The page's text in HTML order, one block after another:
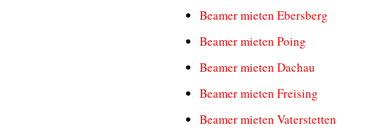
Beamer mieten Ebersberg
Beamer mieten Poing
Beamer mieten Dachau
Beamer mieten Freising
Beamer mieten Vaterstetten